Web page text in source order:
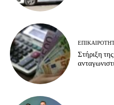
Στήριξη